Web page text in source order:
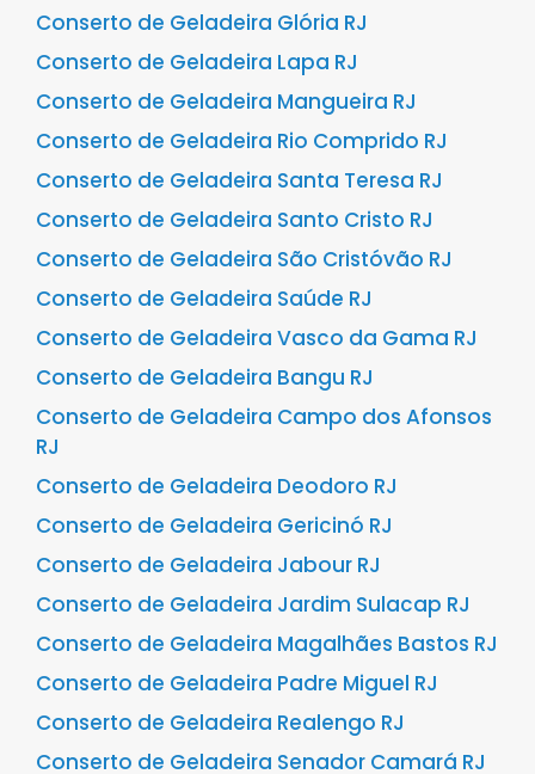
Conserto de Geladeira Glória RJ
Conserto de Geladeira Lapa RJ
Conserto de Geladeira Mangueira RJ
Conserto de Geladeira Rio Comprido RJ
Conserto de Geladeira Santa Teresa RJ
Conserto de Geladeira Santo Cristo RJ
Conserto de Geladeira São Cristóvão RJ
Conserto de Geladeira Saúde RJ
Conserto de Geladeira Vasco da Gama RJ
Conserto de Geladeira Bangu RJ
Conserto de Geladeira Campo dos Afonsos
RJ
Conserto de Geladeira Deodoro RJ
Conserto de Geladeira Gericinó RJ
Conserto de Geladeira Jabour RJ
Conserto de Geladeira Jardim Sulacap RJ
Conserto de Geladeira Magalhães Bastos RJ
Conserto de Geladeira Padre Miguel RJ
Conserto de Geladeira Realengo RJ
Conserto de Geladeira Senador Camará RJ